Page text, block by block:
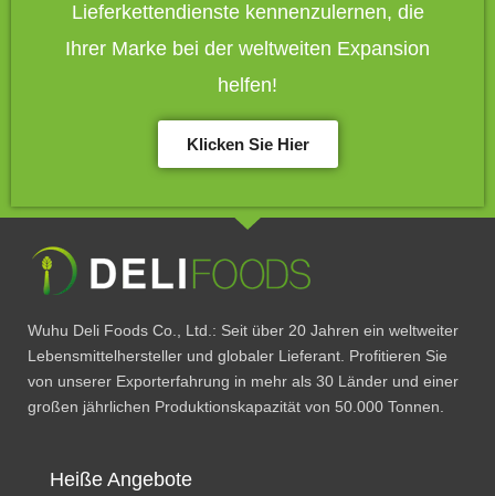
Lieferkettendienste kennenzulernen, die
Ihrer Marke bei der weltweiten Expansion
helfen!
Klicken Sie Hier
Wuhu Deli Foods Co., Ltd.: Seit über 20 Jahren ein weltweiter
Lebensmittelhersteller und globaler Lieferant. Profitieren Sie
von unserer Exporterfahrung in mehr als 30 Länder und einer
großen jährlichen Produktionskapazität von 50.000 Tonnen.
Heiße Angebote